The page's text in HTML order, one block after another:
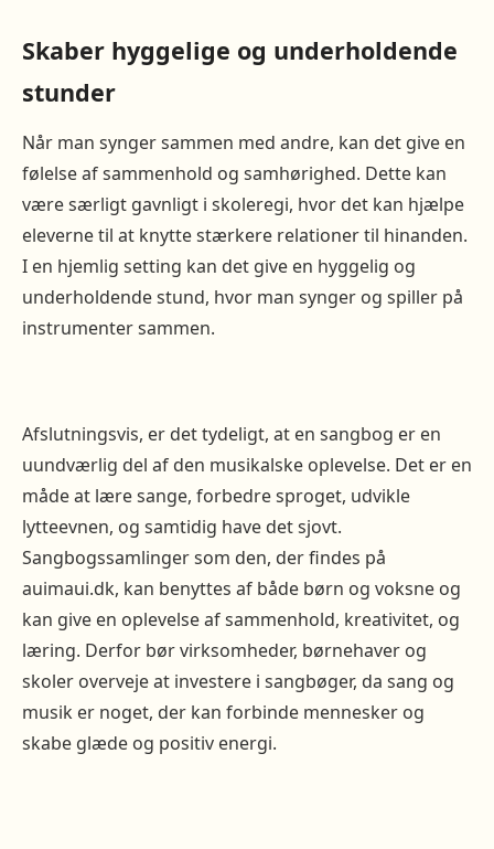
Skaber hyggelige og underholdende
stunder
Når man synger sammen med andre, kan det give en
følelse af sammenhold og samhørighed. Dette kan
være særligt gavnligt i skoleregi, hvor det kan hjælpe
eleverne til at knytte stærkere relationer til hinanden.
I en hjemlig setting kan det give en hyggelig og
underholdende stund, hvor man synger og spiller på
instrumenter sammen.
Afslutningsvis, er det tydeligt, at en sangbog er en
uundværlig del af den musikalske oplevelse. Det er en
måde at lære sange, forbedre sproget, udvikle
lytteevnen, og samtidig have det sjovt.
Sangbogssamlinger som den, der findes på
auimaui.dk, kan benyttes af både børn og voksne og
kan give en oplevelse af sammenhold, kreativitet, og
læring. Derfor bør virksomheder, børnehaver og
skoler overveje at investere i sangbøger, da sang og
musik er noget, der kan forbinde mennesker og
skabe glæde og positiv energi.